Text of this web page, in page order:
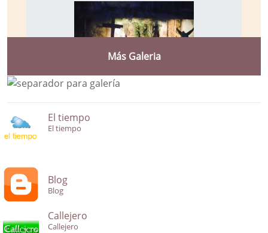
Más Galeria
El tiempo
El tiempo
Blog
Blog
Callejero
Callejero